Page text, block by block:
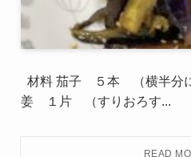
材料 茄子 ５本 （横半分
姜 １片 （すりおろす...